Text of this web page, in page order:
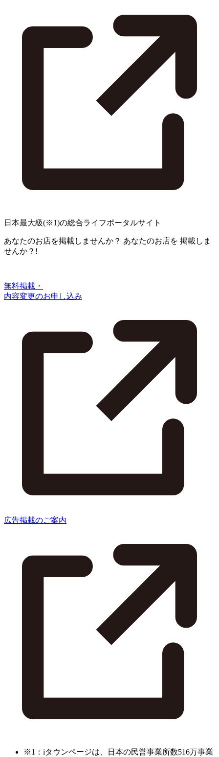
日本最大級(※1)の総合ライフポータルサイト
あなたのお店を掲載しませんか？ あなたのお店を 掲載しま
せんか？!
無料掲載・
内容変更のお申し込み
広告掲載のご案内
※1：iタウンページは、日本の民営事業所数516万事業